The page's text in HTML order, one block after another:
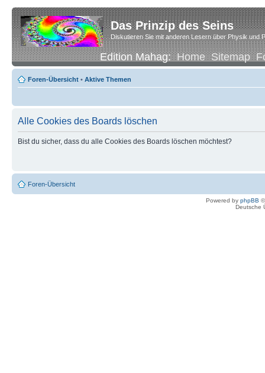
Das Prinzip des Seins
Diskutieren Sie mit anderen Lesern über Physik und
Edition Mahag:Home Sitemap
Foren-Übersicht • Aktive Themen
Alle Cookies des Boards löschen
Bist du sicher, dass du alle Cookies des Boards löschen möchtest?
Foren-Übersicht
Powered by phpBB
Deutsche